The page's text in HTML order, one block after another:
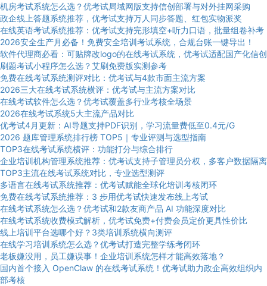
机房考试系统怎么选？优考试局域网版支持信创部署与对外挂网采购
政企线上答题系统推荐，优考试支持万人同步答题、红包实物派奖
在线英语考试系统推荐：优考试支持完形填空+听力口语，批量组卷补考
2026安全生产月必备！免费安全培训考试系统，合规台账一键导出！
软件代理商必看：可贴牌改logo的在线考试系统，优考试适配国产化信创
刷题考试小程序怎么选？艾刷免费版实测参考
免费在线考试系统测评对比：优考试与4款市面主流方案
2026三大在线考试系统横评：优考试与主流方案对比
在线考试软件怎么选？优考试覆盖多行业考核全场景
2026在线考试系统5大主流产品对比
优考试4月更新：AI导题支持PDF识别，学习流量费低至0.4元/G
2026 题库管理系统排行榜 TOP5｜专业评测与选型指南
TOP3在线考试系统横评：功能打分与综合排行
企业培训机构管理系统推荐：优考试支持子管理员分权，多客户数据隔离
TOP3主流在线考试系统对比，专业选型测评
多语言在线考试系统推荐：优考试赋能全球化培训考核闭环
免费在线考试系统推荐：3 步用优考试快速发布线上考试
在线考试系统怎么选？优考试和2款友商产品 AI 功能深度对比
在线考试系统收费模式解析，优考试免费+付费会员定价更具性价比
线上培训平台选哪个好？3类培训系统横向测评
在线学习培训系统怎么选？优考试打造完整学练考闭环
老板嫌没用，员工嫌误事！企业培训系统怎样才能高效落地？
国内首个接入 OpenClaw 的在线考试系统！优考试助力政企高效组织内
部考核